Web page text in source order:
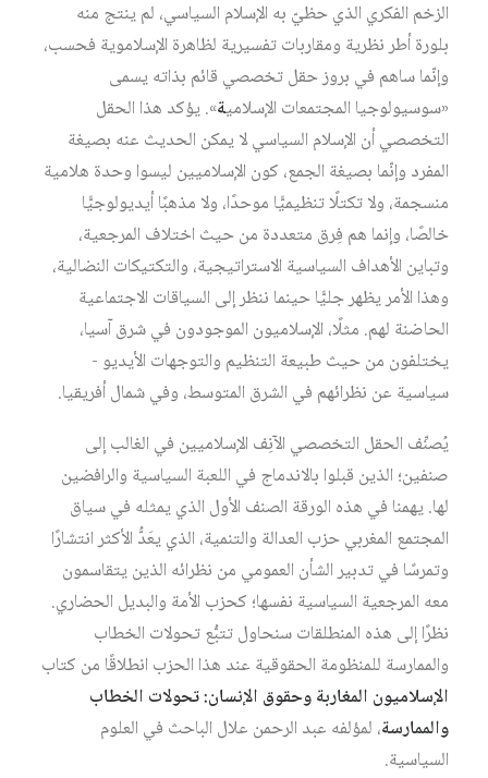
الزخم الفكري الذي حظيّ به الإسلام السياسي، لم ينتج منه
بلورة أطر نظرية ومقاربات تفسيرية لظاهرة الإسلاموية فحسب،
وإنّما ساهم في بروز حقل تخصصي قائم بذاته يسمى
«سوسيولوجيا المجتمعات الإسلامية». يؤكد هذا الحقل
التخصصي أن الإسلام السياسي لا يمكن الحديث عنه بصيغة
المفرد وإنّما بصيغة الجمع، كون الإسلاميين ليسوا وحدة هلامية
منسجمة، ولا تكتلًا تنظيميًّا موحدًا، ولا مذهبًا أيديولوجيًّا
خالصًا، وإنما هم فِرق متعددة من حيث اختلاف المرجعية،
وتباين الأهداف السياسية الاستراتيجية، والتكتيكات النضالية،
وهذا الأمر يظهر جليًّا حينما ننظر إلى السياقات الاجتماعية
الحاضنة لهم. مثلًا، الإسلاميون الموجودون في شرق آسيا،
يختلفون من حيث طبيعة التنظيم والتوجهات الأيديو -
سياسية عن نظرائهم في الشرق المتوسط، وفي شمال أفريقيا.
يُصنِّف الحقل التخصصي الآنِف الإسلاميين في الغالب إلى
صنفين؛ الذين قبلوا بالاندماج في اللعبة السياسية والرافضين
لها. يهمنا في هذه الورقة الصنف الأول الذي يمثله في سياق
المجتمع المغربي حزب العدالة والتنمية، الذي يعَدُّ الأكثر انتشارًا
وتمرسًا في تدبير الشأن العمومي من نظرائه الذين يتقاسمون
معه المرجعية السياسية نفسها؛ كحزب الأمة والبديل الحضاري.
نظرًا إلى هذه المنطلقات سنحاول تتبُّع تحولات الخطاب
والممارسة للمنظومة الحقوقية عند هذا الحزب انطلاقًا من كتاب
الإسلاميون المغاربة وحقوق الإنسان: تحولات الخطاب
والممارسة، لمؤلفه عبد الرحمن علال الباحث في العلوم
السياسية.